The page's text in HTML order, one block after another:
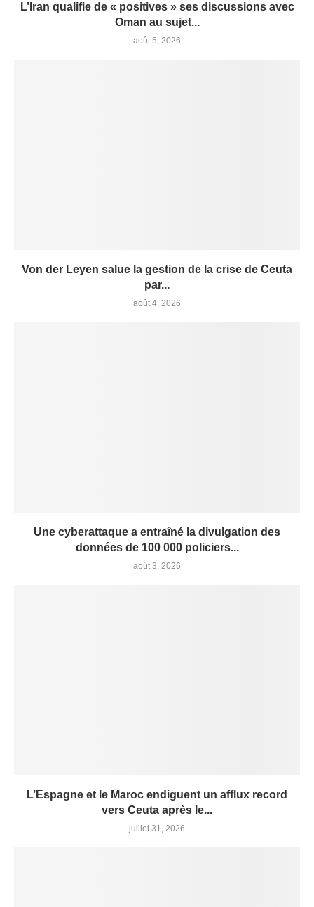
L’Iran qualifie de « positives » ses discussions avec
Oman au sujet...
août 5, 2026
Von der Leyen salue la gestion de la crise de Ceuta
par...
août 4, 2026
Une cyberattaque a entraîné la divulgation des
données de 100 000 policiers...
août 3, 2026
L’Espagne et le Maroc endiguent un afflux record
vers Ceuta après le...
juillet 31, 2026